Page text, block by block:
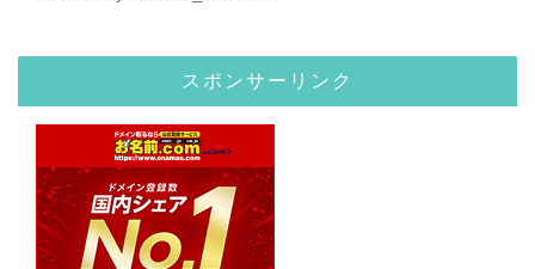
スポンサーリンク